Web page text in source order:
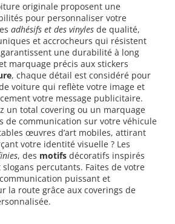
originale proposent une
pour personnaliser votre
adhésifs et des vinyles de qualité,
et accrocheurs qui résistent
une durabilité à long
marquage précis aux stickers
, chaque détail est considéré pour
voiture qui reflète votre image et
votre message publicitaire.
un total covering ou un marquage
de communication sur votre véhicule
œuvres d’art mobiles, attirant
votre identité visuelle ? Les
, des motifs décoratifs inspirés
slogans percutants. Faites de votre
puissant et
la route grâce aux coverings de